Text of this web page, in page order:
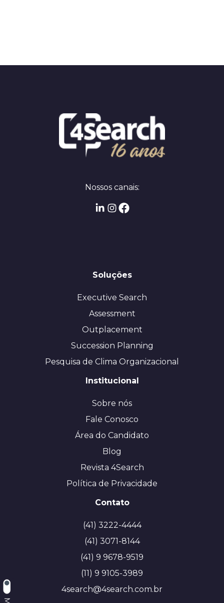
Nossos canais:
Soluções
Executive Search
Assessment
Outplacement
Succession Planning
Pesquisa de Clima Organizacional
Institucional
Sobre nós
Fale Conosco
Área do Candidato
Blog
Revista 4Search
Política de Privacidade
Contato
(41) 3222-4444
(41) 3071-8144
(41) 9 9678-9519
(11) 9 9105-3989
4search@4search.com.br